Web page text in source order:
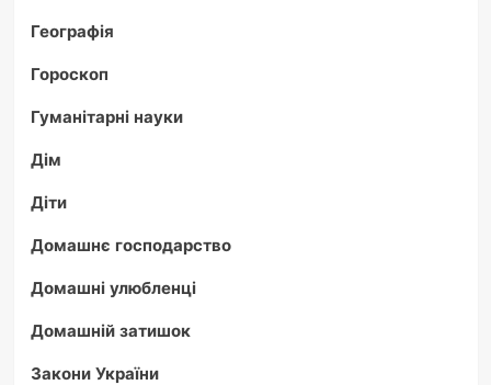
Географія
Гороскоп
Гуманітарні науки
Дім
Діти
Домашнє господарство
Домашні улюбленці
Домашній затишок
Закони України